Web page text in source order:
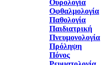
Ουρολογία
Οφθαλμολογία
Παθολογία
Παιδιατρική
Πνευμονολογία
Πρόληψη
Πόνος